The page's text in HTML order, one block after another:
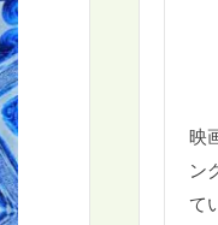
映
ン
て